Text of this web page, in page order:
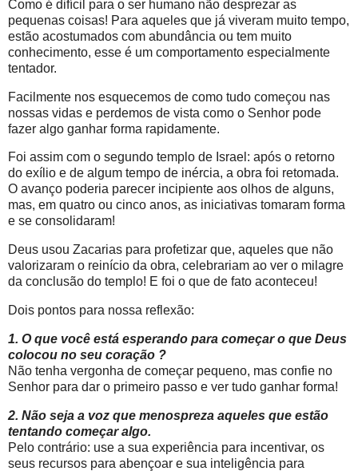
Como é difícil para o ser humano não desprezar as
pequenas coisas! Para aqueles que já viveram muito tempo,
estão acostumados com abundância ou tem muito
conhecimento, esse é um comportamento especialmente
tentador.
Facilmente nos esquecemos de como tudo começou nas
nossas vidas e perdemos de vista como o Senhor pode
fazer algo ganhar forma rapidamente.
Foi assim com o segundo templo de Israel: após o retorno
do exílio e de algum tempo de inércia, a obra foi retomada.
O avanço poderia parecer incipiente aos olhos de alguns,
mas, em quatro ou cinco anos, as iniciativas tomaram forma
e se consolidaram!
Deus usou Zacarias para profetizar que, aqueles que não
valorizaram o reinício da obra, celebrariam ao ver o milagre
da conclusão do templo! E foi o que de fato aconteceu!
Dois pontos para nossa reflexão:
1. O que você está esperando para começar o que Deus
colocou no seu coração ?
Não tenha vergonha de começar pequeno, mas confie no
Senhor para dar o primeiro passo e ver tudo ganhar forma!
2. Não seja a voz que menospreza aqueles que estão
tentando começar algo.
Pelo contrário: use a sua experiência para incentivar, os
seus recursos para abençoar e sua inteligência para